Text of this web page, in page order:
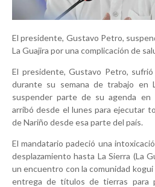
El presidente, Gustavo Petro,
La Guajira por una complicación de
El presidente, Gustavo Petro,
durante su semana de trabajo en
suspender parte de su agenda en
arribó desde el lunes para ejecutar
de Nariño desde esa parte del país.
El mandatario padeció una
desplazamiento hasta La Sierra (La
un encuentro con la comunidad
entrega de títulos de tierras para